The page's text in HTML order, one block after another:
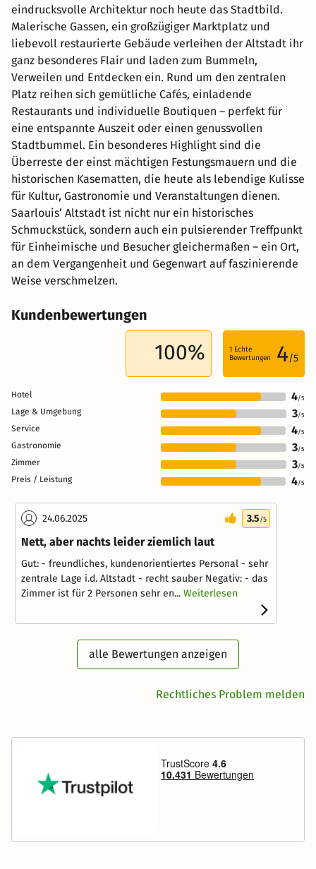
eindrucksvolle Architektur noch heute das Stadtbild.
Malerische Gassen, ein großzügiger Marktplatz und
liebevoll restaurierte Gebäude verleihen der Altstadt ihr
ganz besonderes Flair und laden zum Bummeln,
Verweilen und Entdecken ein. Rund um den zentralen
Platz reihen sich gemütliche Cafés, einladende
Restaurants und individuelle Boutiquen – perfekt für
eine entspannte Auszeit oder einen genussvollen
Stadtbummel. Ein besonderes Highlight sind die
Überreste der einst mächtigen Festungsmauern und die
historischen Kasematten, die heute als lebendige Kulisse
für Kultur, Gastronomie und Veranstaltungen dienen.
Saarlouis’ Altstadt ist nicht nur ein historisches
Schmuckstück, sondern auch ein pulsierender Treffpunkt
für Einheimische und Besucher gleichermaßen – ein Ort,
an dem Vergangenheit und Gegenwart auf faszinierende
Weise verschmelzen.
Kundenbewertungen
100% 1 Echte
Bewertungen
4/5
Hotel 4/5
Lage & Umgebung 3/5
Service 4/5
Gastronomie 3/5
Zimmer 3/5
Preis / Leistung 4/5
24.06.2025 3.5/5
Nett, aber nachts leider ziemlich laut
Gut: - freundliches, kundenorientiertes Personal - sehr
zentrale Lage i.d. Altstadt - recht sauber Negativ: - das
Zimmer ist für 2 Personen sehr en... Weiterlesen
alle Bewertungen anzeigen
Rechtliches Problem melden